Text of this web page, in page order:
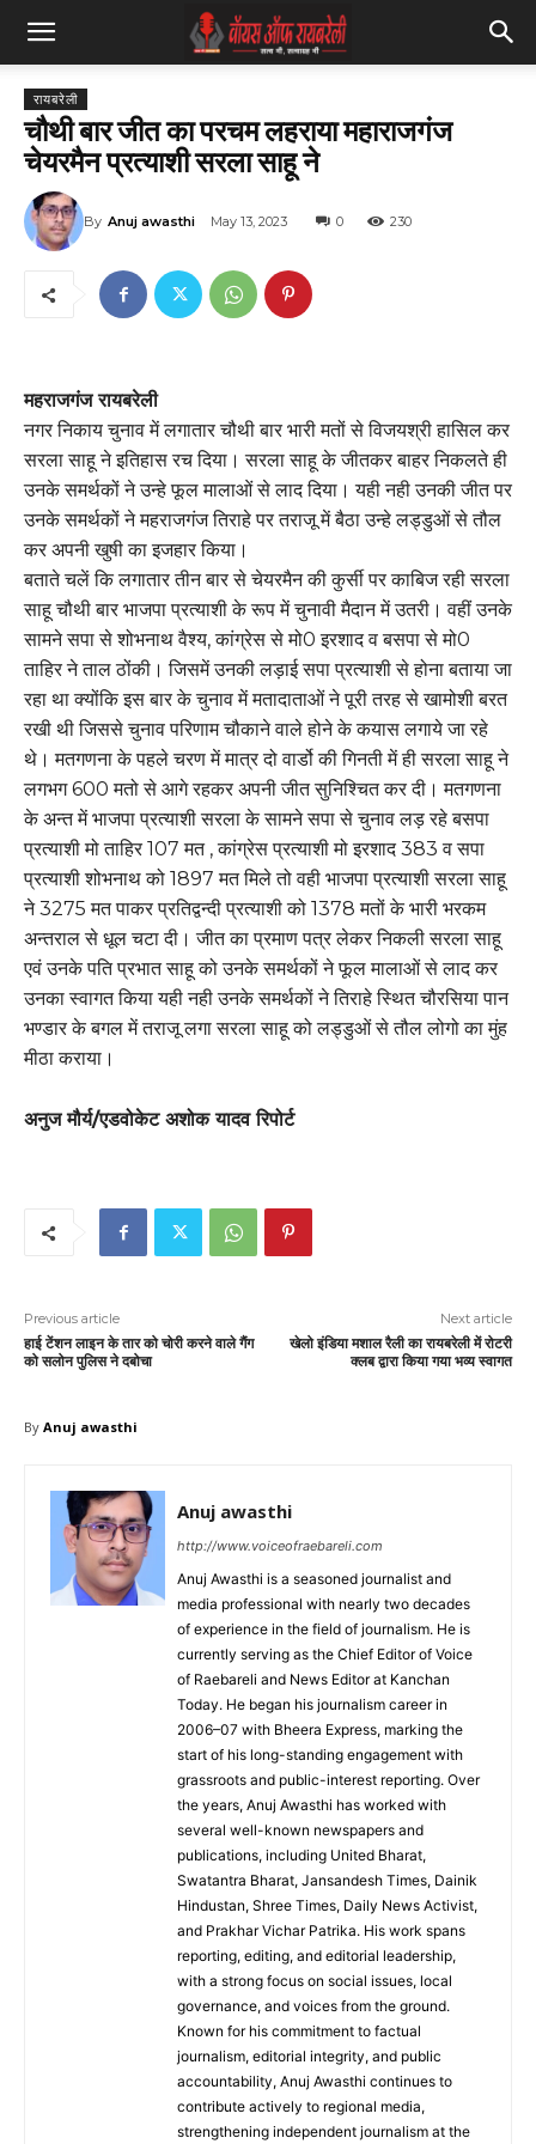
रायबरेली
चौथी बार जीत का परचम लहराया महाराजगंज
चेयरमैन प्रत्याशी सरला साहू ने
By Anuj awasthi May 13, 2023 0 230
महराजगंज रायबरेली
नगर निकाय चुनाव में लगातार चौथी बार भारी मतों से विजयश्री हासिल कर
सरला साहू ने इतिहास रच दिया। सरला साहू के जीतकर बाहर निकलते ही
उनके समर्थकों ने उन्हे फूल मालाओं से लाद दिया। यही नही उनकी जीत पर
उनके समर्थकों ने महराजगंज तिराहे पर तराजू में बैठा उन्हे लड्डुओं से तौल
कर अपनी खुषी का इजहार किया।
बताते चलें कि लगातार तीन बार से चेयरमैन की कुर्सी पर काबिज रही सरला
साहू चौथी बार भाजपा प्रत्याशी के रूप में चुनावी मैदान में उतरी। वहीं उनके
सामने सपा से शोभनाथ वैश्य, कांग्रेस से मो0 इरशाद व बसपा से मो0
ताहिर ने ताल ठोंकी। जिसमें उनकी लड़ाई सपा प्रत्याशी से होना बताया जा
रहा था क्योंकि इस बार के चुनाव में मतादाताओं ने पूरी तरह से खामोशी बरत
रखी थी जिससे चुनाव परिणाम चौकाने वाले होने के कयास लगाये जा रहे
थे। मतगणना के पहले चरण में मात्र दो वार्डो की गिनती में ही सरला साहू ने
लगभग 600 मतो से आगे रहकर अपनी जीत सुनिश्चित कर दी। मतगणना
के अन्त में भाजपा प्रत्याशी सरला के सामने सपा से चुनाव लड़ रहे बसपा
प्रत्याशी मो ताहिर 107 मत , कांग्रेस प्रत्याशी मो इरशाद 383 व सपा
प्रत्याशी शोभनाथ को 1897 मत मिले तो वही भाजपा प्रत्याशी सरला साहू
ने 3275 मत पाकर प्रतिद्वन्दी प्रत्याशी को 1378 मतों के भारी भरकम
अन्तराल से धूल चटा दी। जीत का प्रमाण पत्र लेकर निकली सरला साहू
एवं उनके पति प्रभात साहू को उनके समर्थकों ने फूल मालाओं से लाद कर
उनका स्वागत किया यही नही उनके समर्थकों ने तिराहे स्थित चौरसिया पान
भण्डार के बगल में तराजू लगा सरला साहू को लड्डुओं से तौल लोगो का मुंह
मीठा कराया।
अनुज मौर्य/एडवोकेट अशोक यादव रिपोर्ट
Previous article
हाई टेंशन लाइन के तार को चोरी करने वाले गैंग
को सलोन पुलिस ने दबोचा
Next article
खेलो इंडिया मशाल रैली का रायबरेली में रोटरी
क्लब द्वारा किया गया भव्य स्वागत
By Anuj awasthi
Anuj awasthi
http://www.voiceofraebareli.com
Anuj Awasthi is a seasoned journalist and
media professional with nearly two decades
of experience in the field of journalism. He is
currently serving as the Chief Editor of Voice
of Raebareli and News Editor at Kanchan
Today. He began his journalism career in
2006–07 with Bheera Express, marking the
start of his long-standing engagement with
grassroots and public-interest reporting. Over
the years, Anuj Awasthi has worked with
several well-known newspapers and
publications, including United Bharat,
Swatantra Bharat, Jansandesh Times, Dainik
Hindustan, Shree Times, Daily News Activist,
and Prakhar Vichar Patrika. His work spans
reporting, editing, and editorial leadership,
with a strong focus on social issues, local
governance, and voices from the ground.
Known for his commitment to factual
journalism, editorial integrity, and public
accountability, Anuj Awasthi continues to
contribute actively to regional media,
strengthening independent journalism at the